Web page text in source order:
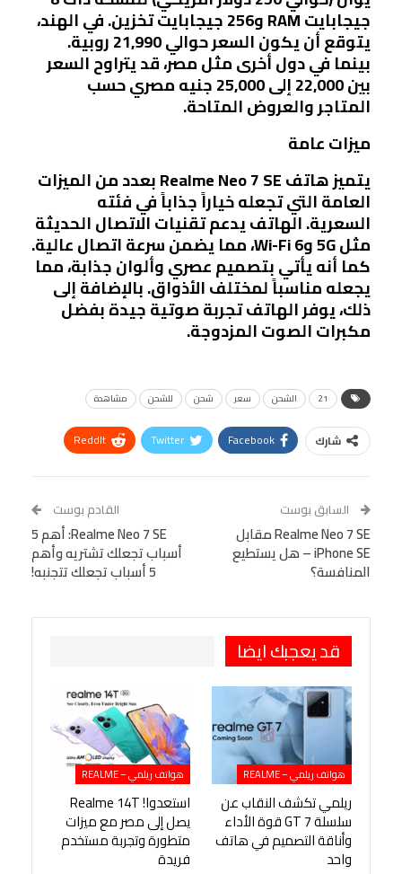
جيجابايت RAM و256 جيجابايت تخزين. في الهند،
يتوقع أن يكون السعر حوالي 21,990 روبية.
بينما في دول أخرى مثل مصر، قد يتراوح السعر
بين 22,000 إلى 25,000 جنيه مصري حسب
المتاجر والعروض المتاحة.
ميزات عامة
يتميز هاتف Realme Neo 7 SE بعدد من الميزات
العامة التي تجعله خياراً جذاباً في فئته
السعرية. الهاتف يدعم تقنيات الاتصال الحديثة
مثل 5G وWi-Fi 6، مما يضمن سرعة اتصال عالية.
كما أنه يأتي بتصميم عصري وألوان جذابة، مما
يجعله مناسباً لمختلف الأذواق. بالإضافة إلى
ذلك، يوفر الهاتف تجربة صوتية جيدة بفضل
مكبرات الصوت المزدوجة.
21 الشحن سعر شحن للشحن مشاهدة
شارك Facebook
Twitter
ReddIt
Tumblr
البريد الإلكتروني
StumbleUpon
VK
Digg
LINE
BlackBerry
Viber
السابق بوست
Realme Neo 7 SE مقابل
iPhone SE – هل يستطيع
المنافسة؟
القادم بوست
Realme Neo 7 SE: أهم 5
أسباب تجعلك تشتريه وأهم
5 أسباب تجعلك تتجنبه!
قد يعجبك ايضا
هواتف ريلمي – REALME
ريلمي تكشف النقاب عن
سلسلة GT 7 قوة الأداء
وأناقة التصميم في هاتف
واحد
هواتف ريلمي – REALME
استعدوا! Realme 14T
يصل إلى مصر مع ميزات
متطورة وتجربة مستخدم
فريدة